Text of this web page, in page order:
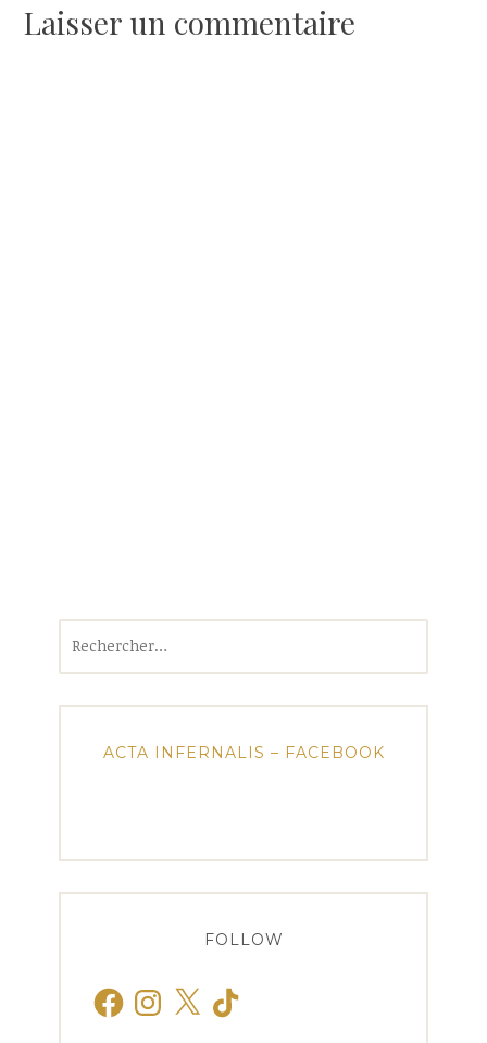
l’article
Laisser un commentaire
ACTA INFERNALIS – FACEBOOK
FOLLOW
FacebookInstagram
X TikTok